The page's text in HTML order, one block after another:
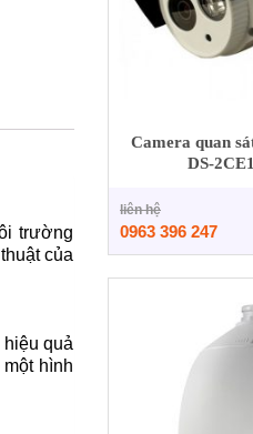
trường
của
quả
hình
Camera quan
DS-
liên hệ
0963 396 247